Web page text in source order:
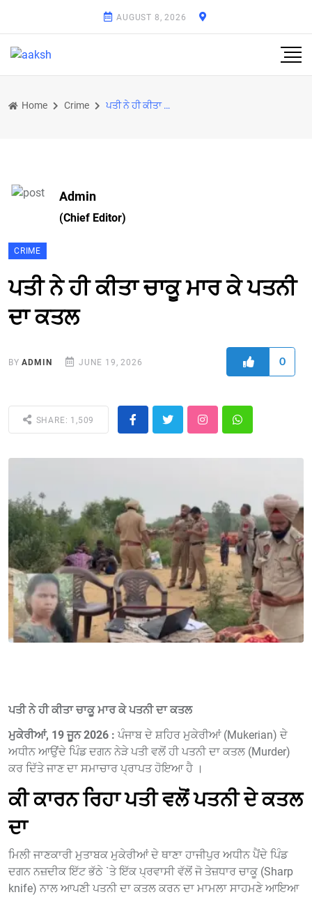
AUGUST 8, 2026
Home Crime ਪਤੀ ਨੇ ਹੀ ਕੀਤਾ ਚਾਕੂ ਮਾਰ ਕੇ ਪਤਨੀ ਦਾ ਕਤਲ
Admin
(Chief Editor)
CRIME
ਪਤੀ ਨੇ ਹੀ ਕੀਤਾ ਚਾਕੂ ਮਾਰ ਕੇ ਪਤਨੀ
ਦਾ ਕਤਲ
BYADMIN JUNE 19, 2026 0
SHARE: 1,509
ਪਤੀ ਨੇ ਹੀ ਕੀਤਾ ਚਾਕੂ ਮਾਰ ਕੇ ਪਤਨੀ ਦਾ ਕਤਲ
ਮੁਕੇਰੀਆਂ, 19 ਜੂਨ 2026 : ਪੰਜਾਬ ਦੇ ਸ਼ਹਿਰ ਮੁਕੇਰੀਆਂ (Mukerian) ਦੇ
ਅਧੀਨ ਆਉਂਦੇ ਪਿੰਡ ਦਗਨ ਨੇੜੇ ਪਤੀ ਵਲੋਂ ਹੀ ਪਤਨੀ ਦਾ ਕਤਲ (Murder)
ਕਰ ਦਿੱਤੇ ਜਾਣ ਦਾ ਸਮਾਚਾਰ ਪ੍ਰਾਪਤ ਹੋਇਆ ਹੈ ।
ਕੀ ਕਾਰਨ ਰਿਹਾ ਪਤੀ ਵਲੋਂ ਪਤਨੀ ਦੇ ਕਤਲ
ਦਾ
ਮਿਲੀ ਜਾਣਕਾਰੀ ਮੁਤਾਬਕ ਮੁਕੇਰੀਆਂ ਦੇ ਥਾਣਾ ਹਾਜੀਪੁਰ ਅਧੀਨ ਪੈਂਦੇ ਪਿੰਡ
ਦਗਨ ਨਜ਼ਦੀਕ ਇੱਟ ਭੱਠੇ `ਤੇ ਇੱਕ ਪ੍ਰਵਾਸੀ ਵੱਲੋਂ ਜੋ ਤੇਜ਼ਧਾਰ ਚਾਕੂ (Sharp
knife) ਨਾਲ ਆਪਣੀ ਪਤਨੀ ਦਾ ਕਤਲ ਕਰਨ ਦਾ ਮਾਮਲਾ ਸਾਹਮਣੇ ਆਇਆ